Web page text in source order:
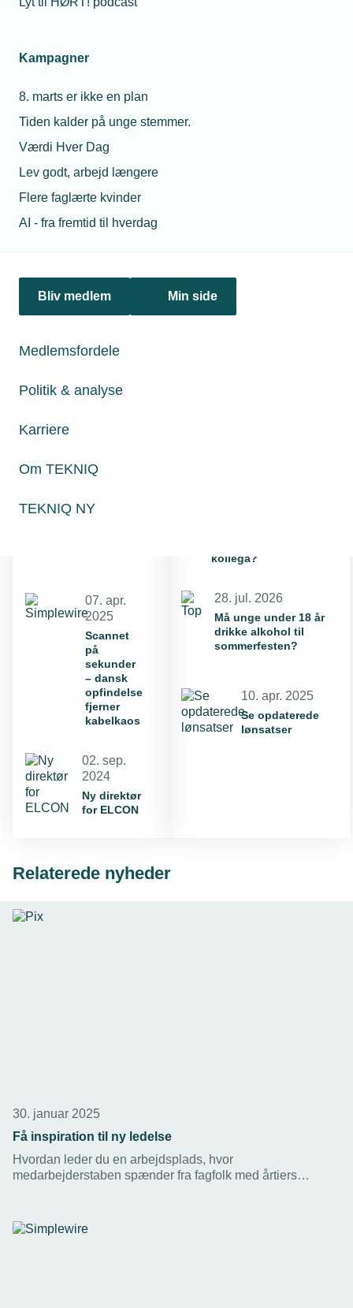
Kampagner
8. marts er ikke en plan
Tiden kalder på unge stemmer.
Værdi Hver Dag
Lev godt, arbejd længere
Flere faglærte kvinder
AI - fra fremtid til hverdag
Bliv medlem Min side
Medlemsfordele
Politik & analyse
Karriere
Om TEKNIQ
TEKNIQ NY
Firma: Alltech VVS
Ledelsen: Thomas Tribler, Christina Hammer
Antal ansatte: 24
Lokation: Rødovre
Læs mere om samme emne:
Relaterede
30. jan. 2025
07. apr.
2025
Scannet
på
sekunder
– dansk
opfindelse
fjerner
kabelkaos
02. sep.
2024
Ny direktør
for ELCON
kollega?
28. jul. 2026
Må unge under 18 år
drikke alkohol til
sommerfesten?
10. apr. 2025
Se opdaterede
lønsatser
Relaterede nyheder
30. januar 2025
Få inspiration til ny ledelse
Hvordan leder du en arbejdsplads, hvor
medarbejderstaben spænder fra fagfolk med årtiers
ledere med.